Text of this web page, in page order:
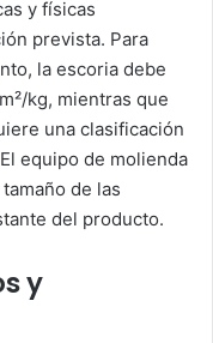
y físicas
prevista. Para
la escoria debe
kg, mientras que
una clasificación
equipo de molienda
de las
del producto.
y